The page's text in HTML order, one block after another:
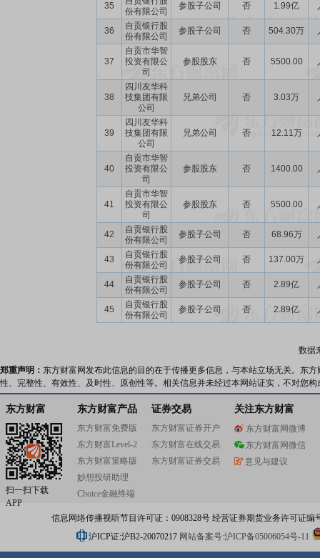
35
份有限公司
参股子公司 否 1.99亿
36
自贡银行股
份有限公司
参股子公司 否 504.30万
37
自贡市华智
投资有限公
司
参股股东 否 5500.00
38
四川友华科
技集团有限
公司
兄弟公司 否 3.03万
39
四川友华科
技集团有限
公司
兄弟公司 否 12.11万
40
自贡市华智
投资有限公
司
参股股东 否 1400.00
41
自贡市华智
投资有限公
司
参股股东 否 5500.00
42
自贡银行股
份有限公司
参股子公司 否 68.96万
43
自贡银行股
份有限公司
参股子公司 否 137.00万
44
自贡银行股
份有限公司
参股子公司 否 2.89亿
45
自贡银行股
份有限公司
参股子公司 否 2.89亿
数据
郑重声明： 东方财富网发布此信息的目的在于传播更多信息，与本站立场无关。东
性、完整性、有效性、及时性、原创性等。相关信息并未经过本网站证实，不对您
东方财富
扫一扫下载
APP
东方财富产品
东方财富免费版
东方财富Level-2
东方财富策略版
妙想投研助理
Choice金融终端
证券交易
东方财富证券开户
东方财富在线交易
东方财富证券交易
关注东方财富
东方财富网微博
东方财富网微信
意见与建议
信息网络传播视听节目许可证：0908328号 经营证券期货业务许可证编
沪ICP证:沪B2-20070217 网站备案号:沪ICP备05006054号-11